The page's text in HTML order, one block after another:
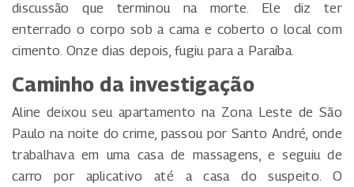
discussão que terminou na morte. Ele diz ter
enterrado o corpo sob a cama e coberto o local com
cimento. Onze dias depois, fugiu para a Paraíba.
Caminho da investigação
Aline deixou seu apartamento na Zona Leste de São
Paulo na noite do crime, passou por Santo André, onde
trabalhava em uma casa de massagens, e seguiu de
carro por aplicativo até a casa do suspeito. O